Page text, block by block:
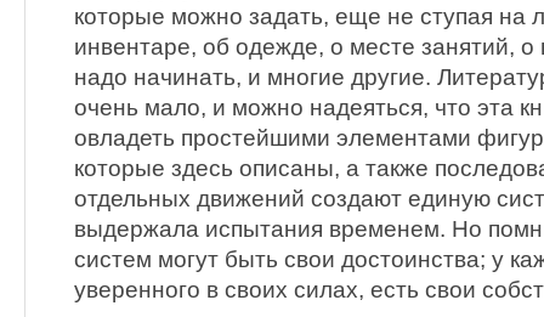
которые можно задать, еще не ступая на
инвентаре, об одежде, о месте занятий, о
надо начинать, и многие другие.
очень мало, и можно надеяться, что эта
овладеть простейшими элементами
которые здесь описаны, а также
отдельных движений создают единую
выдержала испытания временем. Но
систем могут быть свои достоинства; у
уверенного в своих силах, есть свои